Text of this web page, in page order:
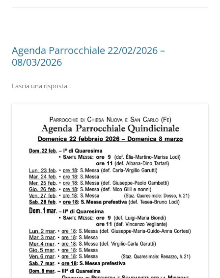
Agenda Parrocchiale 22/02/2026 –
08/03/2026
Lascia una risposta